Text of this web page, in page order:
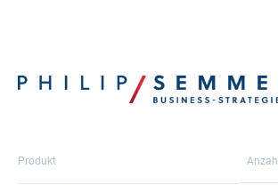
Produkt Anzahl